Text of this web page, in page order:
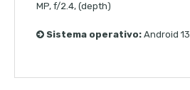
MP, f/2.4, (depth)
Sistema operativo: Android 13